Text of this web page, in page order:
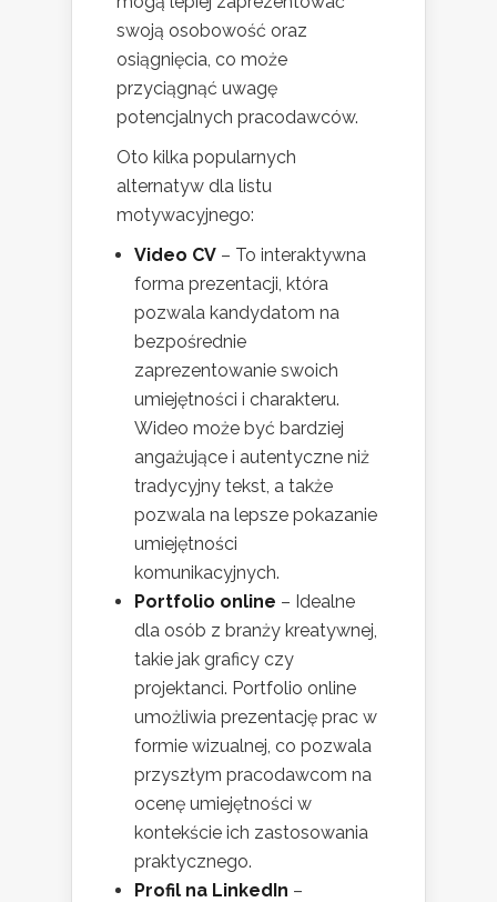
swoją osobowość oraz
osiągnięcia, co może
przyciągnąć uwagę
potencjalnych pracodawców.
Oto kilka popularnych
alternatyw dla listu
motywacyjnego:
Video CV – To interaktywna
forma prezentacji, która
pozwala kandydatom na
bezpośrednie
zaprezentowanie swoich
umiejętności i charakteru.
Wideo może być bardziej
angażujące i autentyczne niż
tradycyjny tekst, a także
pozwala na lepsze pokazanie
umiejętności
komunikacyjnych.
Portfolio online – Idealne
dla osób z branży kreatywnej,
takie jak graficy czy
projektanci. Portfolio online
umożliwia prezentację prac w
formie wizualnej, co pozwala
przyszłym pracodawcom na
ocenę umiejętności w
kontekście ich zastosowania
praktycznego.
Profil na LinkedIn –